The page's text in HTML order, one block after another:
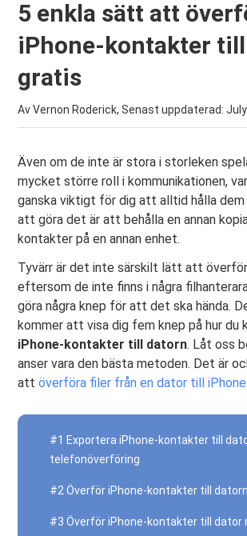
5 enkla sätt att
iPhone-kontakter
gratis
Av Vernon Roderick, Senast uppdaterad:
Även om de inte är stora i storleken
mycket större roll i kommunikationen,
ganska viktigt för dig att alltid hålla
att göra det är att behålla en annan
kontakter på en annan enhet.
Tyvärr är det inte särskilt lätt att
eftersom de inte finns i några
göra några knep för att det ska hända.
kommer att visa dig fem knep på hur du
iPhone-kontakter till datorn. Låt oss
anser vara den bästa metoden. Det är
attöverföra filer från en dator till iPhone.
#1 Exportera iPhone-kontakter till
telefonöverföring
#2 Överför iPhone-kontakter till
#3 Överför iPhone-kontakter till dator